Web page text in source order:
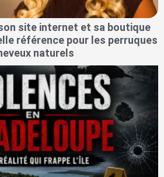
site internet et sa boutique
référence pour les perruques
naturels